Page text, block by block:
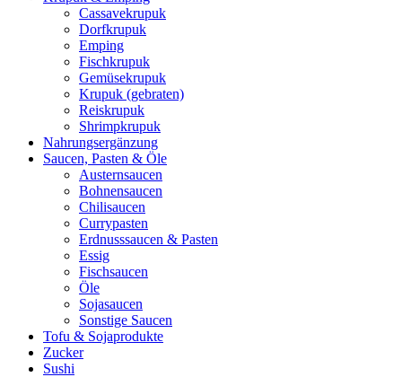
Cassavekrupuk
Dorfkrupuk
Emping
Fischkrupuk
Gemüsekrupuk
Krupuk (gebraten)
Reiskrupuk
Shrimpkrupuk
Nahrungsergänzung
Saucen, Pasten & Öle
Austernsaucen
Bohnensaucen
Chilisaucen
Currypasten
Erdnusssaucen & Pasten
Essig
Fischsaucen
Öle
Sojasaucen
Sonstige Saucen
Tofu & Sojaprodukte
Zucker
Sushi